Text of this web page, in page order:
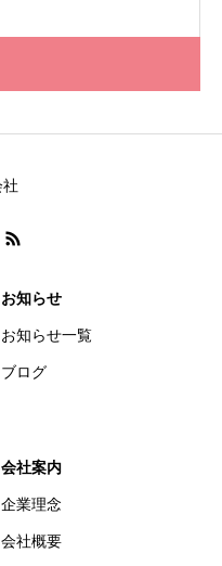
お知らせ
お知らせ一覧
ブログ
会社案内
企業理念
会社概要